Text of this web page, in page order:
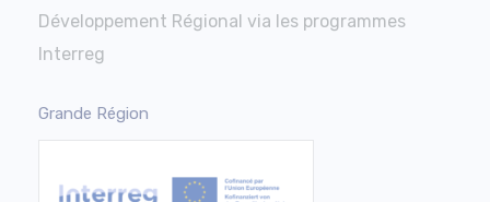
Développement Régional via les programmes
Interreg
Grande Région